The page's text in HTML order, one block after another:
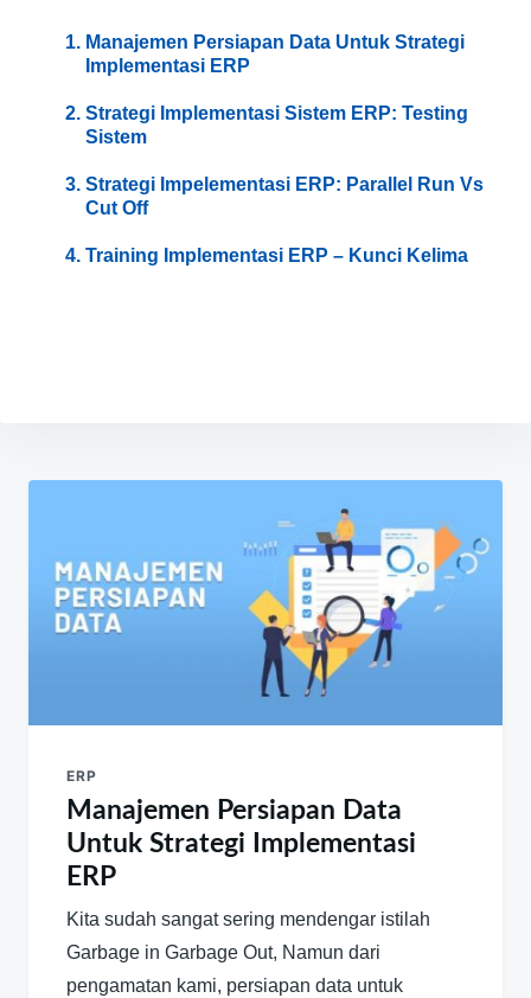
Manajemen Persiapan Data Untuk Strategi
Implementasi ERP
Strategi Implementasi Sistem ERP: Testing
Sistem
Strategi Impelementasi ERP: Parallel Run Vs
Cut Off
Training Implementasi ERP – Kunci Kelima
Navigasi
ERP
Manajemen Persiapan Data
Untuk Strategi Implementasi
ERP
Kita sudah sangat sering mendengar istilah
Garbage in Garbage Out, Namun dari
pengamatan kami, persiapan data untuk